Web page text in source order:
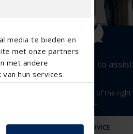
media te bieden en
met onze partners
met andere
hun services.
Russian - Russia
Chinese - China
We are happy to assist
with the selection of the right
product.
ASK FOR ADVICE